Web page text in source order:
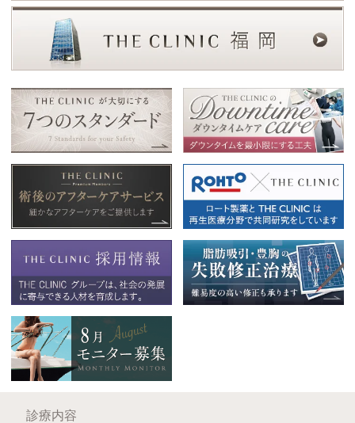
診療内容